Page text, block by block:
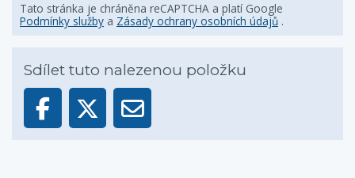
Tato stránka je chráněna reCAPTCHA a platí Google
Podmínky služby a Zásady ochrany osobních údajů .
Sdílet tuto nalezenou položku